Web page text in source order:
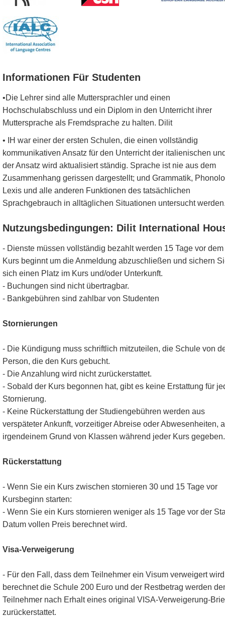
Informationen Für Studenten
•Die Lehrer sind alle Muttersprachler und einen
Hochschulabschluss und ein Diplom in den Unterricht ihrer
Muttersprache als Fremdsprache zu halten. Dilit
• IH war einer der ersten Schulen, die einen vollständig
kommunikativen Ansatz für den Unterricht der italienischen
der Ansatz wird aktualisiert ständig. Sprache ist nie aus dem
Zusammenhang gerissen dargestellt; und Grammatik,
Lexis und alle anderen Funktionen des tatsächlichen
Sprachgebrauch in alltäglichen Situationen untersucht
Nutzungsbedingungen: Dilit International
- Dienste müssen vollständig bezahlt werden 15 Tage vor dem
Kurs beginnt um die Anmeldung abzuschließen und sichern
sich einen Platz im Kurs und/oder Unterkunft.
- Buchungen sind nicht übertragbar.
- Bankgebühren sind zahlbar von Studenten
Stornierungen
- Die Kündigung muss schriftlich mitzuteilen, die Schule von
Person, die den Kurs gebucht.
- Die Anzahlung wird nicht zurückerstattet.
- Sobald der Kurs begonnen hat, gibt es keine Erstattung für
Stornierung.
- Keine Rückerstattung der Studiengebühren werden aus
verspäteter Ankunft, vorzeitiger Abreise oder Abwesenheiten,
irgendeinem Grund von Klassen während jeder Kurs gegeben.
Rückerstattung
- Wenn Sie ein Kurs zwischen stornieren 30 und 15 Tage vor
Kursbeginn starten:
- Wenn Sie ein Kurs stornieren weniger als 15 Tage vor der
Datum vollen Preis berechnet wird.
Visa-Verweigerung
- Für den Fall, dass dem Teilnehmer ein Visum verweigert
berechnet die Schule 200 Euro und der Restbetrag werden
Teilnehmer nach Erhalt eines original VISA-Verweigerung-
zurückerstattet.